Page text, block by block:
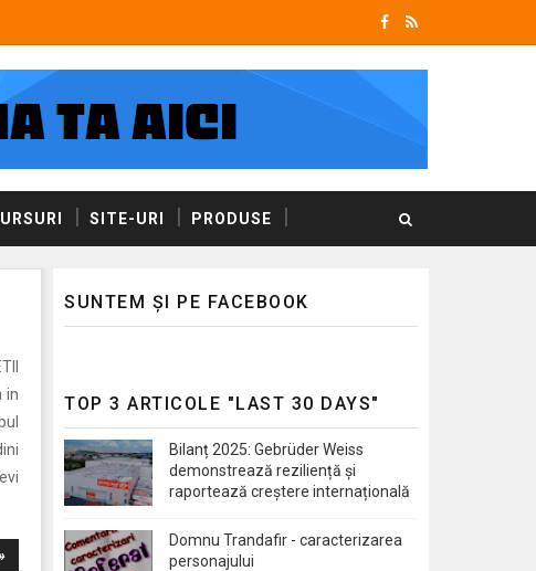
SITE-URI PRODUSE
in
SUNTEM ȘI PE FACEBOOK
TOP 3 ARTICOLE "LAST 30 DAYS"
Bilanț 2025: Gebrüder Weiss
demonstrează reziliență și
raportează creștere internațională
Domnu Trandafir - caracterizarea
personajului